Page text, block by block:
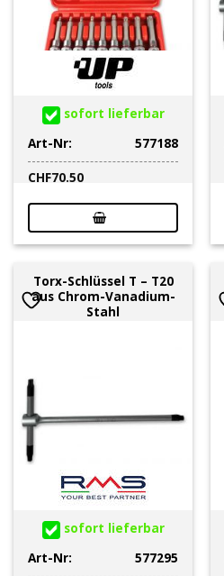
sofort lieferbar
Art-Nr:
577188
CHF70.50
Torx-Schlüssel T – T20
aus Chrom-Vanadium-
Stahl
sofort lieferbar
Art-Nr:
577295